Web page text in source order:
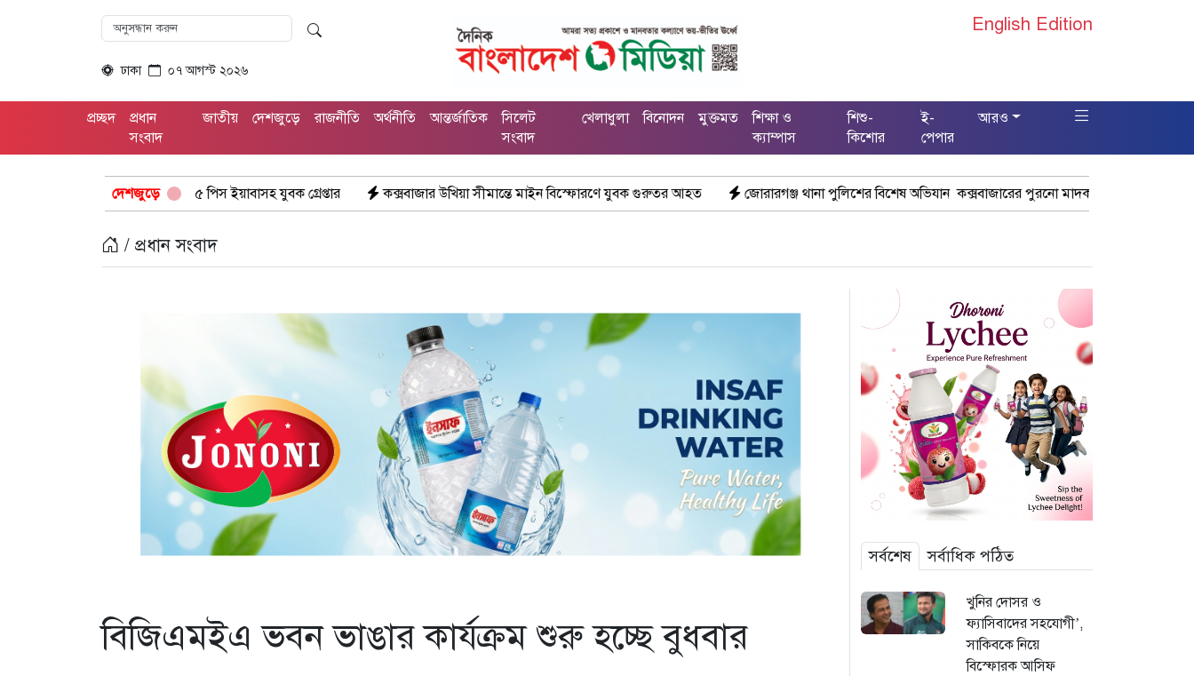
ঢাকা ০৭ আগস্ট ২০২৬
English Edition
প্রচ্ছদ
প্রধান
সংবাদ
জাতীয় দেশজুড়ে রাজনীতি অর্থনীতি আন্তর্জাতিক
সিলেট
সংবাদ
খেলাধুলা বিনোদন মুক্তমত
শিক্ষা ও
ক্যাম্পাস
শিশু-
কিশোর
ই-
পেপার
আরও
দেশজুড়ে
অভিযানে: ১৫ পিস ইয়াবাসহ যুবক গ্রেপ্তার কক্সবাজার উখিয়া সীমান্তে মাইন বিস্ফোরণে যুবক গুরুতর আহত জোরারগঞ্জ থানা পুলিশের বিশেষ অভিযান কক্সবাজারের পুরনো মাদক কারবারি গ্রেফতার
/ প্রধান সংবাদ
বিজিএমইএ ভবন ভাঙার কার্যক্রম শুরু হচ্ছে বুধবার
সর্বশেষ সর্বাধিক পঠিত
খুনির দোসর ও
ফ্যাসিবাদের সহযোগী’,
সাকিবকে নিয়ে
বিস্ফোরক আসিফ